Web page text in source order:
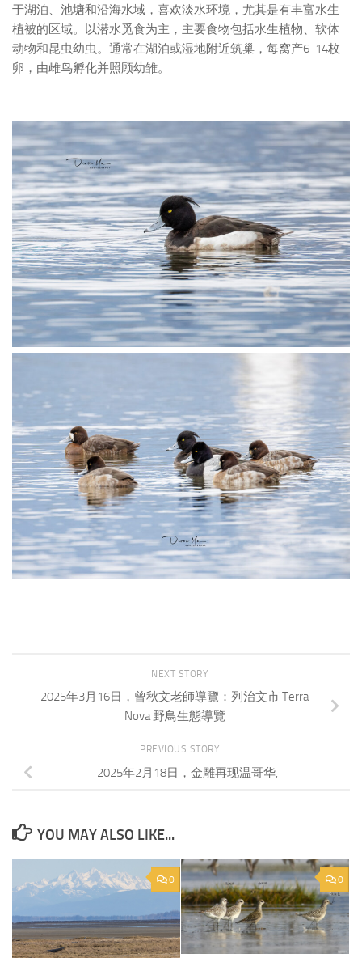
于湖泊、池塘和沿海水域，喜欢淡水环境，尤其是有丰富水生
植被的区域。以潜水觅食为主，主要食物包括水生植物、软体
动物和昆虫幼虫。通常在湖泊或湿地附近筑巢，每窝产6-14枚
卵，由雌鸟孵化并照顾幼雏。
NEXT STORY
2025年3月16日，曾秋文老師導覽：列治文市 Terra
Nova 野鳥生態導覽
PREVIOUS STORY
2025年2月18日，金雕再现温哥华,
YOU MAY ALSO LIKE...
0 0